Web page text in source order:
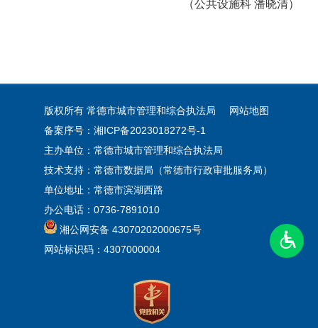
（公共设施科 潘晓清）
版权所有 常德市城市管理和综合执法局
网站地图
备案序号：湘ICP备2023018272号-1
主办单位：常德市城市管理和综合执法局
技术支持：常德市数据局（常德市行政审批服务局）
单位地址：常德市滨湖西路
办公电话：0736-7891010
湘公网安备 43070202000675号
网站标识码：4307000004